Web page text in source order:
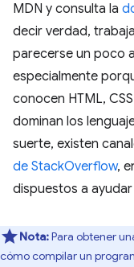
MDN y consulta la
decir verdad,
parecerse un poco
especialmente
conocen HTML,
dominan los
suerte, existen
de StackOverflow,
dispuestos a
Nota:Para obtener
cómo compilar un